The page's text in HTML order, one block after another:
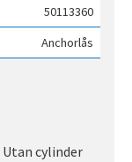
50113360
Anchorlås
cylinder